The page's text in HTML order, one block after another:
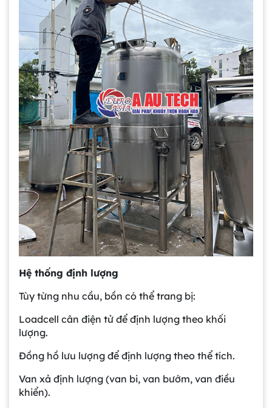
Hệ thống định lượng
Tùy từng nhu cầu, bồn có thể trang bị:
Loadcell cân điện tử để định lượng theo khối
lượng.
Đồng hồ lưu lượng để định lượng theo thể tích.
Van xả định lượng (van bi, van bướm, van điều
khiển).